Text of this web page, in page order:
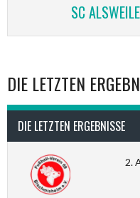
SC
DIE LETZTEN
DIE LETZTEN ERGEBNISSE
2.